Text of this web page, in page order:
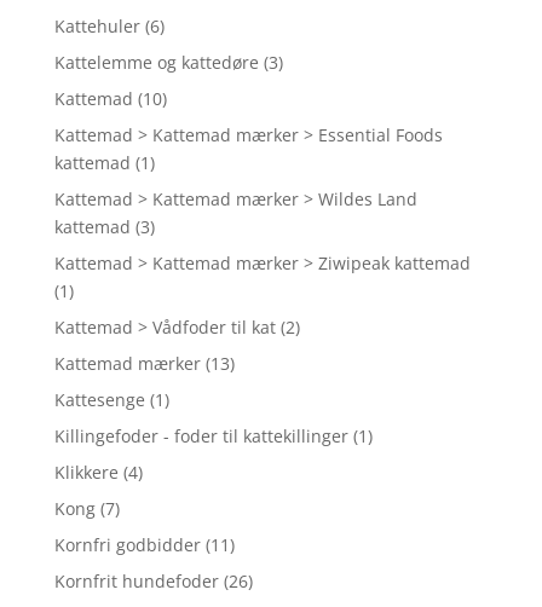
Kattehuler (6)
Kattelemme og kattedøre (3)
Kattemad (10)
Kattemad > Kattemad mærker > Essential Foods
kattemad (1)
Kattemad > Kattemad mærker > Wildes Land
kattemad (3)
Kattemad > Kattemad mærker > Ziwipeak kattemad
(1)
Kattemad > Vådfoder til kat (2)
Kattemad mærker (13)
Kattesenge (1)
Killingefoder - foder til kattekillinger (1)
Klikkere (4)
Kong (7)
Kornfri godbidder (11)
Kornfrit hundefoder (26)